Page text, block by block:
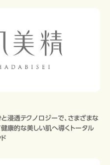
浸透テクノロジーで、さまざまな
康的な美しい肌へ導くトータル